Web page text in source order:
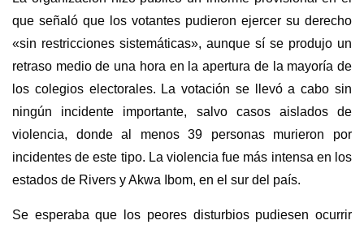
que señaló que los votantes pudieron ejercer su derecho
«sin restricciones sistemáticas», aunque sí se produjo un
retraso medio de una hora en la apertura de la mayoría de
los colegios electorales. La votación se llevó a cabo sin
ningún incidente importante, salvo casos aislados de
violencia, donde al menos 39 personas murieron por
incidentes de este tipo. La violencia fue más intensa en los
estados de Rivers y Akwa Ibom, en el sur del país.
Se esperaba que los peores disturbios pudiesen ocurrir